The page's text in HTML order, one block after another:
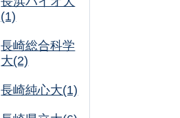
(1)
長崎総合科学
大(2)
長崎純心大(1)